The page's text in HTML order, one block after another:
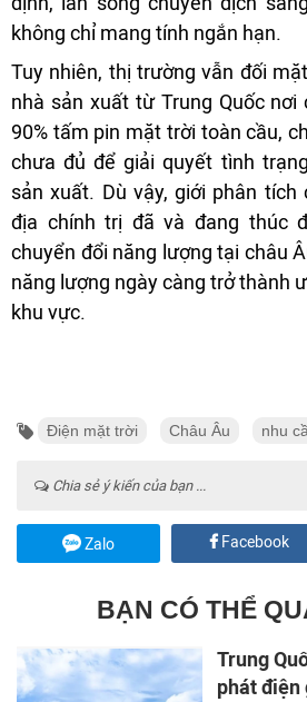
không chỉ mang tính ngắn hạn.
Tuy nhiên, thị trường vẫn đối
nhà sản xuất từ Trung Quốc nơi
90% tấm pin mặt trời toàn cầu,
chưa đủ để giải quyết tình
sản xuất. Dù vậy, giới phân tích
địa chính trị đã và đang thúc
chuyển đổi năng lượng tại châu
năng lượng ngày càng trở thành
khu vực.
Điện mặt trời Châu Âu nhu
Chia sẻ ý kiến của bạn ...
Zalo Facebook
BẠN CÓ THỂ
Trung
phát điện